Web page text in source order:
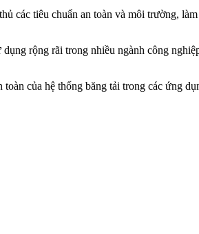
các tiêu chuẩn an toàn và môi trường,
rộng rãi trong nhiều ngành công
của hệ thống băng tải trong các ứng